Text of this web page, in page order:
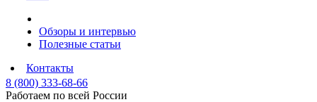
Обзоры и интервью
Полезные статьи
Контакты
8 (800) 333-68-66
Работаем по всей России